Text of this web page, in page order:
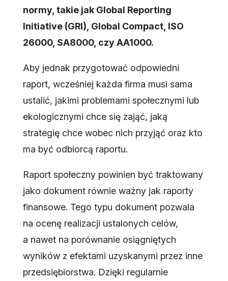
normy, takie jak Global Reporting
Initiative (GRI), Global Compact, ISO
26000, SA8000, czy AA1000.
Aby jednak przygotować odpowiedni
raport, wcześniej każda firma musi sama
ustalić, jakimi problemami społecznymi lub
ekologicznymi chce się zająć, jaką
strategię chce wobec nich przyjąć oraz kto
ma być odbiorcą raportu.
Raport społeczny powinien być traktowany
jako dokument równie ważny jak raporty
finansowe. Tego typu dokument pozwala
na ocenę realizacji ustalonych celów,
a nawet na porównanie osiągniętych
wyników z efektami uzyskanymi przez inne
przedsiębiorstwa. Dzięki regularnie